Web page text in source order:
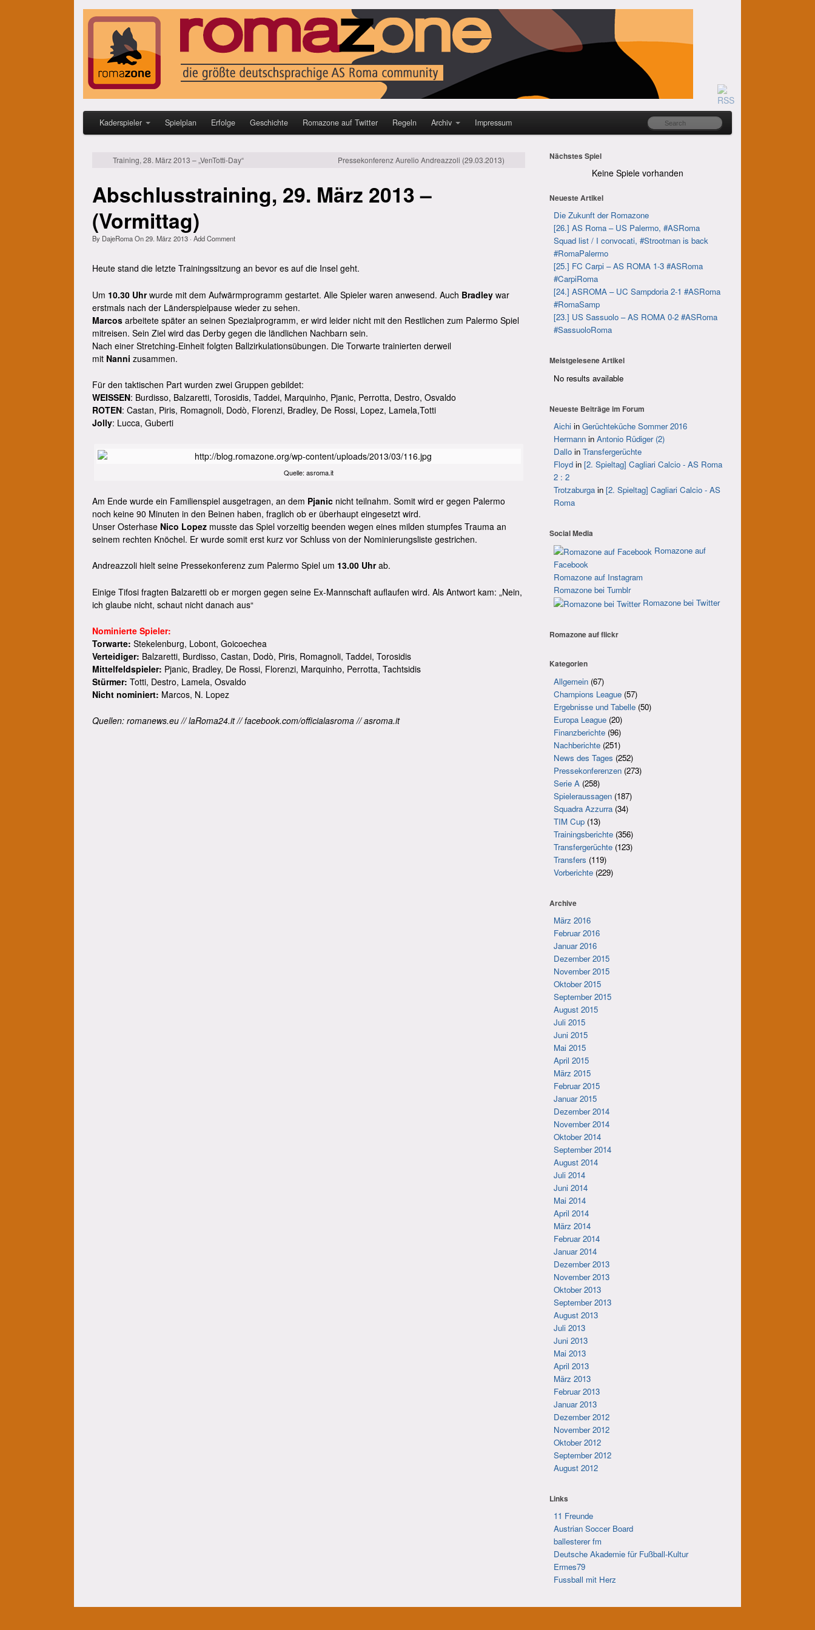
Kaderspieler Spielplan Erfolge Geschichte Romazone auf Twitter Regeln Archiv Impressum
Training, 28. März 2013 – „VenTotti-Day“ Pressekonferenz Aurelio Andreazzoli (29.03.2013)
Abschlusstraining, 29. März 2013 –
(Vormittag)
By DajeRomaOn29. März 2013 · Add Comment
Heute stand die letzte Trainingssitzung an bevor es auf die Insel geht.
Um 10.30 Uhrwurde mit dem Aufwärmprogramm gestartet. Alle Spieler waren anwesend. Auch Bradley war
erstmals nach der Länderspielpause wieder zu sehen.
Marcos arbeitete später an seinen Spezialprogramm, er wird leider nicht mit den Restlichen zum Palermo Spiel
mitreisen. Sein Ziel wird das Derby gegen die ländlichen Nachbarn sein.
Nach einer Stretching-Einheit folgten Ballzirkulationsübungen. Die Torwarte trainierten derweil
mit Nanni zusammen.
Für den taktischen Part wurden zwei Gruppen gebildet:
WEISSEN: Burdisso, Balzaretti, Torosidis, Taddei, Marquinho, Pjanic, Perrotta, Destro, Osvaldo
ROTEN: Castan, Piris, Romagnoli, Dodò, Florenzi, Bradley, De Rossi, Lopez, Lamela,Totti
Jolly: Lucca, Guberti
Quelle: asroma.it
Am Ende wurde ein Familienspiel ausgetragen, an dem Pjanic nicht teilnahm. Somit wird er gegen Palermo
noch keine 90 Minuten in den Beinen haben, fraglich ob er überhaupt eingesetzt wird.
Unser Osterhase Nico Lopez musste das Spiel vorzeitig beenden wegen eines milden stumpfes Trauma an
seinem rechten Knöchel. Er wurde somit erst kurz vor Schluss von der Nominierungsliste gestrichen.
Andreazzoli hielt seine Pressekonferenz zum Palermo Spiel um 13.00 Uhrab.
Einige Tifosi fragten Balzaretti ob er morgen gegen seine Ex-Mannschaft auflaufen wird. Als Antwort kam: „Nein,
ich glaube nicht, schaut nicht danach aus“
Nominierte Spieler:
Torwarte: Stekelenburg, Lobont, Goicoechea
Verteidiger: Balzaretti, Burdisso, Castan, Dodò, Piris, Romagnoli, Taddei, Torosidis
Mittelfeldspieler: Pjanic, Bradley, De Rossi, Florenzi, Marquinho, Perrotta, Tachtsidis
Stürmer: Totti, Destro, Lamela, Osvaldo
Nicht nominiert: Marcos, N. Lopez
Quellen: romanews.eu // laRoma24.it // facebook.com/officialasroma // asroma.it
Nächstes Spiel
Keine Spiele vorhanden
Neueste Artikel
Die Zukunft der Romazone
[26.] AS Roma – US Palermo, #ASRoma
Squad list / I convocati, #Strootman is back
#RomaPalermo
[25.] FC Carpi – AS ROMA 1-3 #ASRoma
#CarpiRoma
[24.] ASROMA – UC Sampdoria 2-1 #ASRoma
#RomaSamp
[23.] US Sassuolo – AS ROMA 0-2 #ASRoma
#SassuoloRoma
Meistgelesene Artikel
No results available
Neueste Beiträge im Forum
Aichi inGerüchteküche Sommer 2016
Hermann inAntonio Rüdiger (2)
Dallo inTransfergerüchte
Floyd in[2. Spieltag] Cagliari Calcio - AS Roma
2 : 2
Trotzaburga in[2. Spieltag] Cagliari Calcio - AS
Roma
Social Media
Romazone auf
Facebook
Romazone auf Instagram
Romazone bei Tumblr
Romazone bei Twitter
Romazone aufflickr
Kategorien
Allgemein (67)
Champions League (57)
Ergebnisse und Tabelle (50)
Europa League (20)
Finanzberichte (96)
Nachberichte (251)
News des Tages (252)
Pressekonferenzen (273)
Serie A (258)
Spieleraussagen (187)
Squadra Azzurra (34)
TIM Cup (13)
Trainingsberichte (356)
Transfergerüchte (123)
Transfers (119)
Vorberichte (229)
Archive
März 2016
Februar 2016
Januar 2016
Dezember 2015
November 2015
Oktober 2015
September 2015
August 2015
Juli 2015
Juni 2015
Mai 2015
April 2015
März 2015
Februar 2015
Januar 2015
Dezember 2014
November 2014
Oktober 2014
September 2014
August 2014
Juli 2014
Juni 2014
Mai 2014
April 2014
März 2014
Februar 2014
Januar 2014
Dezember 2013
November 2013
Oktober 2013
September 2013
August 2013
Juli 2013
Juni 2013
Mai 2013
April 2013
März 2013
Februar 2013
Januar 2013
Dezember 2012
November 2012
Oktober 2012
September 2012
August 2012
Links
11 Freunde
Austrian Soccer Board
ballesterer fm
Deutsche Akademie für Fußball-Kultur
Ermes79
Fussball mit Herz